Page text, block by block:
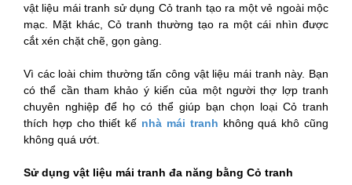
vật liệu mái tranh sử dụng Cỏ tranh tạo ra một vẻ ngoài mộc
mạc. Mặt khác, Cỏ tranh thường tạo ra một cái nhìn được
cắt xén chặt chẽ, gọn gàng.
Vì các loài chim thường tấn công vật liệu mái tranh này. Bạn
có thể cần tham khảo ý kiến của một người thợ lợp tranh
chuyên nghiệp để họ có thể giúp bạn chọn loại Cỏ tranh
thích hợp cho thiết kế nhà mái tranh không quá khô cũng
không quá ướt.
Sử dụng vật liệu mái tranh đa năng bằng Cỏ tranh